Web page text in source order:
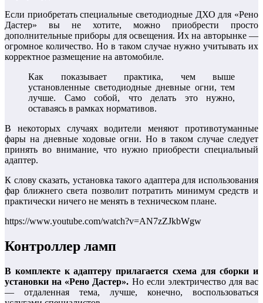
Если приобретать специальные светодиодные ДХО для «Рено
Дастер» вы не хотите, можно приобрести просто
дополнительные приборы для освещения. Их на авторынке —
огромное количество. Но в таком случае нужно учитывать их
корректное размещение на автомобиле.
Как показывает практика, чем выше
установленные светодиодные дневные огни, тем
лучше. Само собой, что делать это нужно,
оставаясь в рамках нормативов.
В некоторых случаях водители меняют противотуманные
фары на дневные ходовые огни. Но в таком случае следует
принять во внимание, что нужно приобрести специальный
адаптер.
К слову сказать, установка такого адаптера для использования
фар ближнего света позволит потратить минимум средств и
практически ничего не менять в техническом плане.
https://www.youtube.com/watch?v=AN7zZJkbWgw
Контроллер ламп
В комплекте к адаптеру прилагается схема для сборки и
установки на «Рено Дастер». Но если электричество для вас
— отдаленная тема, лучше, конечно, воспользоваться